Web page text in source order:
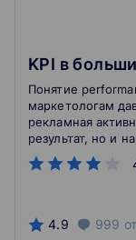
KPI в
Понятие
маркетологам
рекламная
результат, но и
позволяет
прогресс и
4.9 999